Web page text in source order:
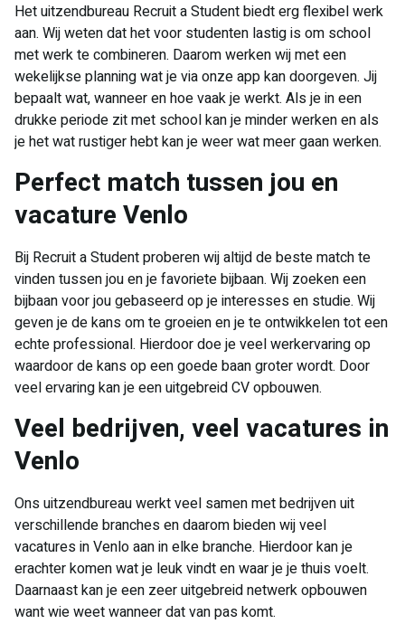
Het uitzendbureau Recruit a Student biedt erg flexibel werk
aan. Wij weten dat het voor studenten lastig is om school
met werk te combineren. Daarom werken wij met een
wekelijkse planning wat je via onze app kan doorgeven. Jij
bepaalt wat, wanneer en hoe vaak je werkt. Als je in een
drukke periode zit met school kan je minder werken en als
je het wat rustiger hebt kan je weer wat meer gaan werken.
Perfect match tussen jou en
vacature Venlo
Bij Recruit a Student proberen wij altijd de beste match te
vinden tussen jou en je favoriete bijbaan. Wij zoeken een
bijbaan voor jou gebaseerd op je interesses en studie. Wij
geven je de kans om te groeien en je te ontwikkelen tot een
echte professional. Hierdoor doe je veel werkervaring op
waardoor de kans op een goede baan groter wordt. Door
veel ervaring kan je een uitgebreid CV opbouwen.
Veel bedrijven, veel vacatures in
Venlo
Ons uitzendbureau werkt veel samen met bedrijven uit
verschillende branches en daarom bieden wij veel
vacatures in Venlo aan in elke branche. Hierdoor kan je
erachter komen wat je leuk vindt en waar je je thuis voelt.
Daarnaast kan je een zeer uitgebreid netwerk opbouwen
want wie weet wanneer dat van pas komt.